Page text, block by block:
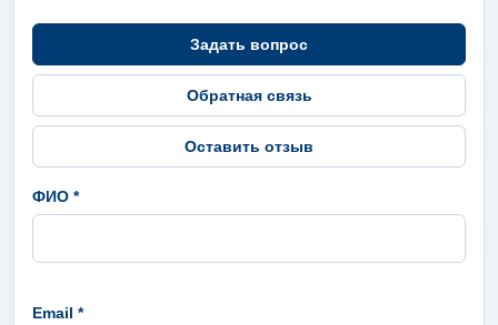
Задать вопрос
Обратная связь
Оставить отзыв
ФИО *
Email *